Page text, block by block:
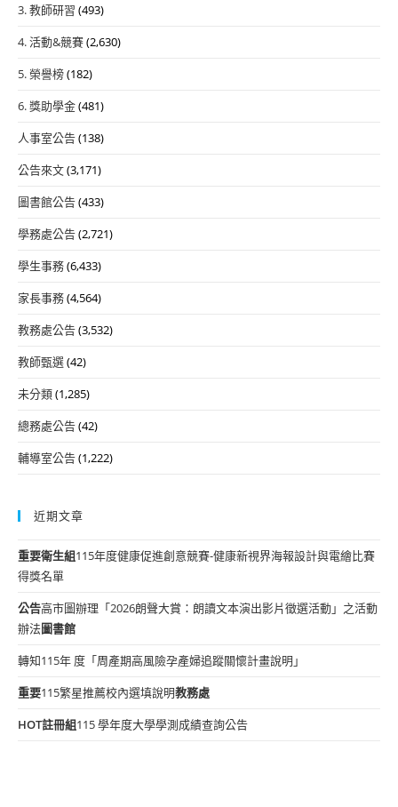
3. 教師研習 (493)
4. 活動&競賽(2,630)
5. 榮譽榜(182)
6. 獎助學金(481)
人事室公告(138)
公告來文(3,171)
圖書館公告(433)
學務處公告(2,721)
學生事務(6,433)
家長事務(4,564)
教務處公告(3,532)
教師甄選(42)
未分類(1,285)
總務處公告(42)
輔導室公告(1,222)
近期文章
重要衛生組115年度健康促進創意競賽-健康新視界海報設計與電繪比賽
得獎名單
公告高市圖辦理「2026朗聲大賞：朗讀文本演出影片徵選活動」之活動
辦法圖書館
轉知115年 度「周產期高風險孕產婦追蹤關懷計畫說明」
重要115繁星推薦校內選填說明教務處
HOT註冊組115 學年度大學學測成績查詢公告